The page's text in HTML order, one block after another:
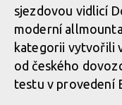
sjezdovou vidlicí
moderní
kategorii vytvořili
od českého
testu v provedení